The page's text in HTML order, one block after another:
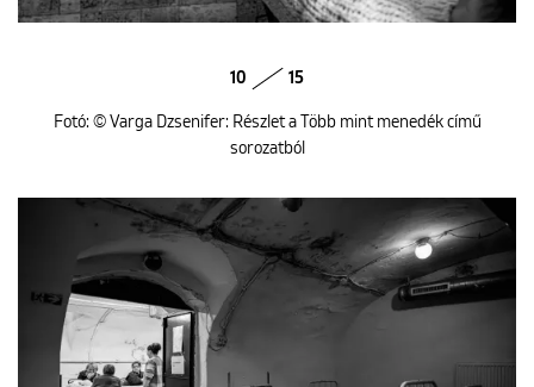
10 15
Fotó: © Varga Dzsenifer: Részlet a Több mint menedék című
sorozatból